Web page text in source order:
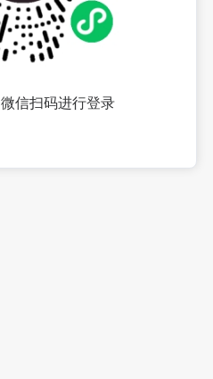
微信扫码进行登录